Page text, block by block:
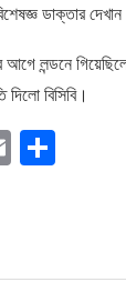
ডাক্তার
আগে লন্ডনে
বিসিবি।
Email